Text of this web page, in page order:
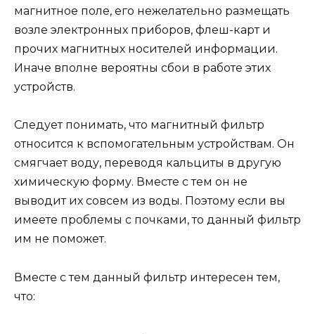
магнитное поле, его нежелательно размещать
возле электронных приборов, флеш-карт и
прочих магнитных носителей информации.
Иначе вполне вероятны сбои в работе этих
устройств.
Следует понимать, что магнитный фильтр
относится к вспомогательным устройствам. Он
смягчает воду, переводя кальциты в другую
химическую форму. Вместе с тем он не
выводит их совсем из воды. Поэтому если вы
имеете проблемы с почками, то данный фильтр
им не поможет.
Вместе с тем данный фильтр интересен тем,
что: